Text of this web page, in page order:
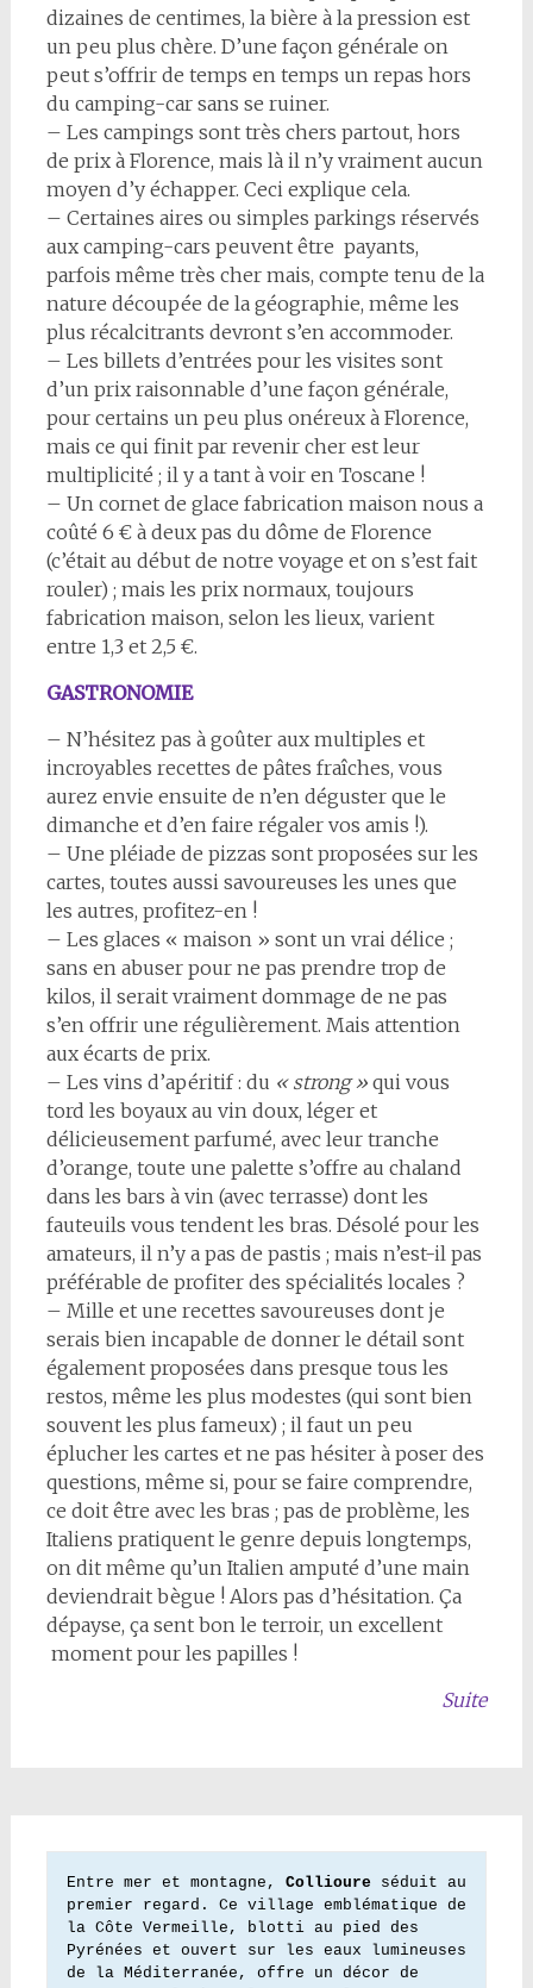
dizaines de centimes, la bière à la pression est
un peu plus chère. D’une façon générale on
peut s’offrir de temps en temps un repas hors
du camping-car sans se ruiner.
– Les campings sont très chers partout, hors
de prix à Florence, mais là il n’y vraiment aucun
moyen d’y échapper. Ceci explique cela.
– Certaines aires ou simples parkings réservés
aux camping-cars peuvent être payants,
parfois même très cher mais, compte tenu de la
nature découpée de la géographie, même les
plus récalcitrants devront s’en accommoder.
– Les billets d’entrées pour les visites sont
d’un prix raisonnable d’une façon générale,
pour certains un peu plus onéreux à Florence,
mais ce qui finit par revenir cher est leur
multiplicité ; il y a tant à voir en Toscane !
– Un cornet de glace fabrication maison nous a
coûté 6 € à deux pas du dôme de Florence
(c’était au début de notre voyage et on s’est fait
rouler) ; mais les prix normaux, toujours
fabrication maison, selon les lieux, varient
entre 1,3 et 2,5 €.
GASTRONOMIE
– N’hésitez pas à goûter aux multiples et
incroyables recettes de pâtes fraîches, vous
aurez envie ensuite de n’en déguster que le
dimanche et d’en faire régaler vos amis !).
– Une pléiade de pizzas sont proposées sur les
cartes, toutes aussi savoureuses les unes que
les autres, profitez-en !
– Les glaces « maison » sont un vrai délice ;
sans en abuser pour ne pas prendre trop de
kilos, il serait vraiment dommage de ne pas
s’en offrir une régulièrement. Mais attention
aux écarts de prix.
– Les vins d’apéritif : du « strong »qui vous
tord les boyaux au vin doux, léger et
délicieusement parfumé, avec leur tranche
d’orange, toute une palette s’offre au chaland
dans les bars à vin (avec terrasse) dont les
fauteuils vous tendent les bras. Désolé pour les
amateurs, il n’y a pas de pastis ; mais n’est-il pas
préférable de profiter des spécialités locales ?
– Mille et une recettes savoureuses dont je
serais bien incapable de donner le détail sont
également proposées dans presque tous les
restos, même les plus modestes (qui sont bien
souvent les plus fameux) ; il faut un peu
éplucher les cartes et ne pas hésiter à poser des
questions, même si, pour se faire comprendre,
ce doit être avec les bras ; pas de problème, les
Italiens pratiquent le genre depuis longtemps,
on dit même qu’un Italien amputé d’une main
deviendrait bègue ! Alors pas d’hésitation. Ça
dépayse, ça sent bon le terroir, un excellent
moment pour les papilles !
Suite
Entre mer et montagne, Collioure séduit au
premier regard. Ce village emblématique de
la Côte Vermeille, blotti au pied des
Pyrénées et ouvert sur les eaux lumineuses
de la Méditerranée, offre un décor de